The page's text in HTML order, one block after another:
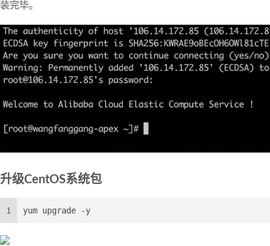
装完毕。
升级CentOS系统包
1 yum upgrade -y